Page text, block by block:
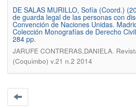
DE SALAS MURILLO, Sofía (Coord.)
de guarda legal de las personas con
Convención de Naciones Unidas.
Colección Monografías de Derecho
284 pp.
JARUFE CONTRERAS,DANIELA.
(Coquimbo) v.21 n.2 2014